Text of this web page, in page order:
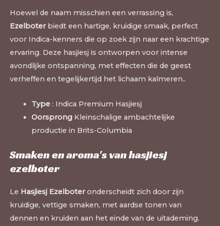
Hoewel de naam misschien een verrassing is,
Ezelboterbiedt een hartige, kruidige smaak, perfect
voor Indica-kenners die op zoek zijn naar een krachtige
ervaring. Deze hasjiesj is ontworpen voor intense
avondlijke ontspanning, met effecten die de geest
verheffen en tegelijkertijd het lichaam kalmeren..
Type: Indica Premium Hasjiesj
OorsprongKleinschalige ambachtelijke
productie in Brits-Columbia
Smaken en aroma's van hasjiesj
ezelboter
Le Hasjiesj Ezelboteronderscheidt zich door zijn
kruidige, vettige smaken, met aardse tonen van
dennen en kruiden aan het einde van de uitademing.